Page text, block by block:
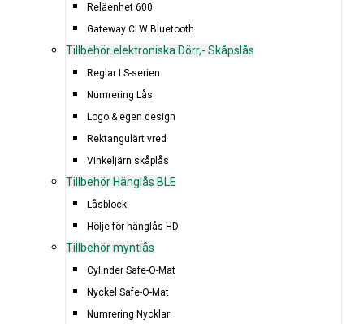
Reläenhet 600
Gateway CLW Bluetooth
Tillbehör elektroniska Dörr,- Skåpslås
Reglar LS-serien
Numrering Lås
Logo & egen design
Rektangulärt vred
Vinkeljärn skåplås
Tillbehör Hänglås BLE
Låsblock
Hölje för hänglås HD
Tillbehör myntlås
Cylinder Safe-O-Mat
Nyckel Safe-O-Mat
Numrering Nycklar